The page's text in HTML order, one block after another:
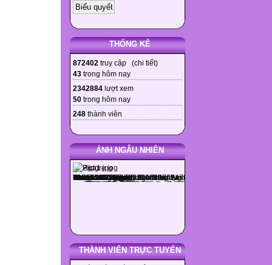
THỐNG KÊ
872402 truy cập (chi tiết)
43 trong hôm nay
2342884 lượt xem
50 trong hôm nay
248 thành viên
ẢNH NGẪU NHIÊN
THÀNH VIÊN TRỰC TUYẾN